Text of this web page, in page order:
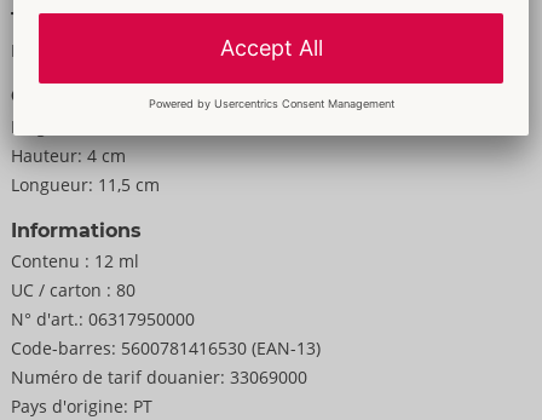
Taille
Poids:
Conditionnement
Largeur:
Hauteur: 4 cm
Longueur: 11,5 cm
Informations
Contenu : 12 ml
UC / carton : 80
N° d'art.: 06317950000
Code-barres: 5600781416530 (EAN-13)
Numéro de tarif douanier: 33069000
Pays d'origine: PT